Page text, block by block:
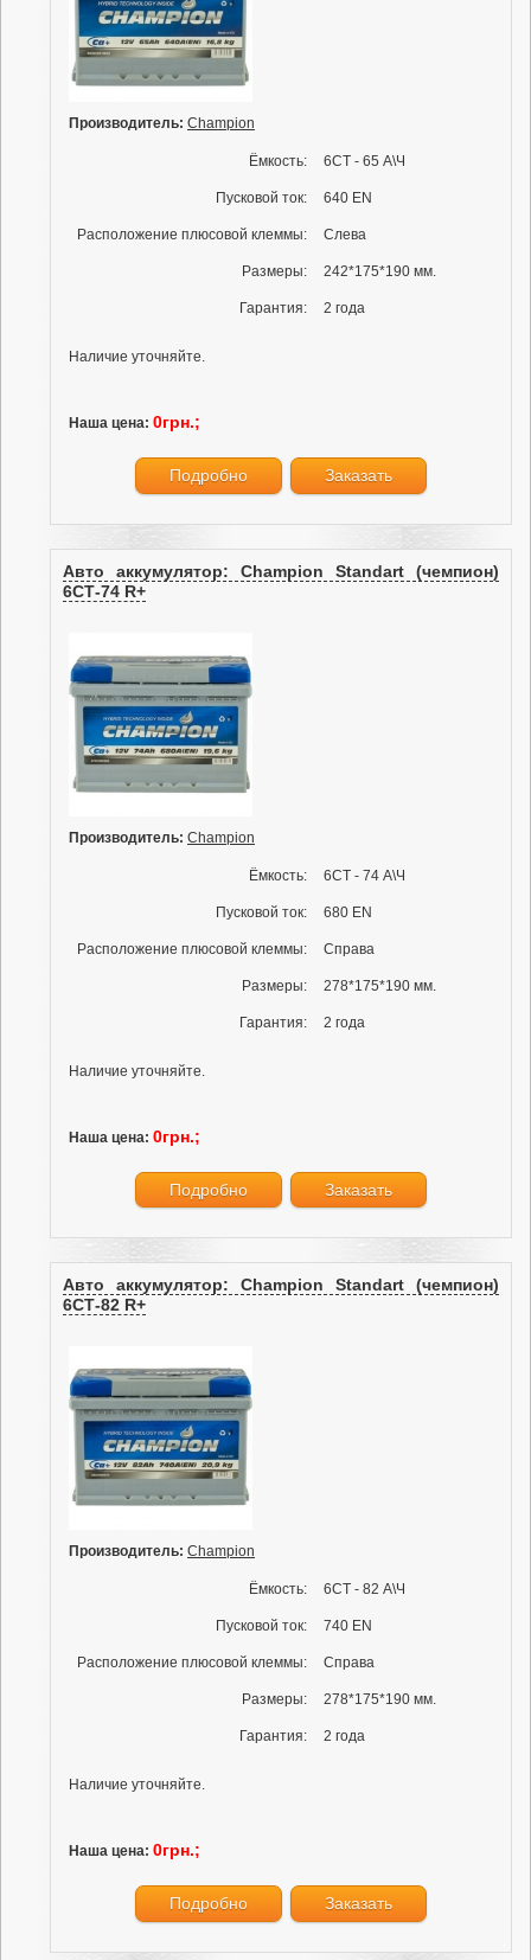
Производитель: Champion
Ёмкость: 6СТ - 65 А\Ч
Пусковой ток: 640 EN
Расположение плюсовой клеммы: Слева
Размеры: 242*175*190 мм.
Гарантия: 2 года
Наличие уточняйте.
Наша цена: 0грн.;
Подробно Заказать
Авто аккумулятор: Champion Standart (чемпион)
6СТ-74 R+
Производитель: Champion
Ёмкость: 6СТ - 74 А\Ч
Пусковой ток: 680 EN
Расположение плюсовой клеммы: Справа
Размеры: 278*175*190 мм.
Гарантия: 2 года
Наличие уточняйте.
Наша цена: 0грн.;
Подробно Заказать
Авто аккумулятор: Champion Standart (чемпион)
6СТ-82 R+
Производитель: Champion
Ёмкость: 6СТ - 82 А\Ч
Пусковой ток: 740 EN
Расположение плюсовой клеммы: Справа
Размеры: 278*175*190 мм.
Гарантия: 2 года
Наличие уточняйте.
Наша цена: 0грн.;
Подробно Заказать